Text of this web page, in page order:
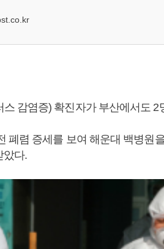
감염증) 확진자가 부산에서도 2
폐렴 증세를 보여 해운대 백병원
았다.